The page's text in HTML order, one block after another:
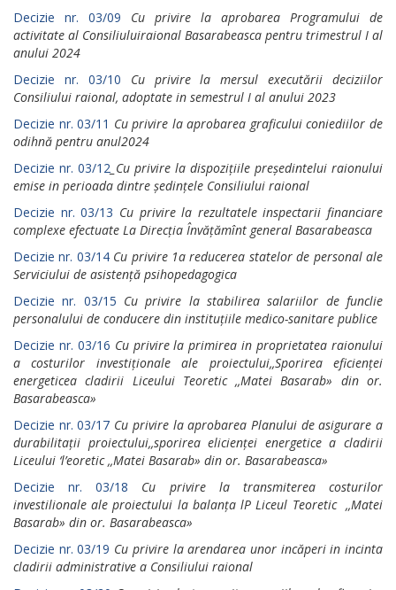
Decizie nr. 03/09 Cu privire la aprobarea Programului de
activitate al Consiliuluiraional Basarabeasca pentru trimestrul I al
anului 2024
Decizie nr. 03/10 Cu privire la mersul executării deciziilor
Consiliului raional, adoptate in semestrul I al anului 2023
Decizie nr. 03/11 Cu privire la aprobarea graficuluiconiediilor de
odihnă pentru anul2024
Decizie nr. 03/12 _Cu privire la dispozițiile președintelui raionului
emise in perioada dintre ședințele Consiliului raional
Decizie nr. 03/13 Cu privire la rezultatele inspectarii financiare
complexe efectuate La Direcția Învățămînt general Basarabeasca
Decizie nr. 03/14 Cu privire 1a reducerea statelor de personalale
Serviciului de asistență psihopedagogica
Decizie nr. 03/15 Cu privire la stabilirea salariilor de funclie
personalului de conducere din instituțiile medico-sanitare publice
Decizie nr. 03/16 Cu privire la primirea in proprietatea raionului
a costurilor investiționale ale proiectului,,Sporirea eficienței
energeticea cladirii Liceului Teoretic ,,Matei Basarab» din or.
Basarabeasca»
Decizie nr. 03/17 Cu privire la aprobarea Planului de asigurarea
durabilitații proiectului,,sporirea elicienței energetice a cladirii
Liceului ‘l’eoretic ,,Matei Basarab» din or. Basarabeasca»
Decizie nr. 03/18 Cu privire la transmiterea costurilor
investilionaleale proiectului la balanța lP Liceul Teoretic ,,Matei
Basarab» din or. Basarabeasca»
Decizie nr. 03/19 Cu privire la arendarea unor incăperi in incinta
cladirii administrative a Consiliului raional